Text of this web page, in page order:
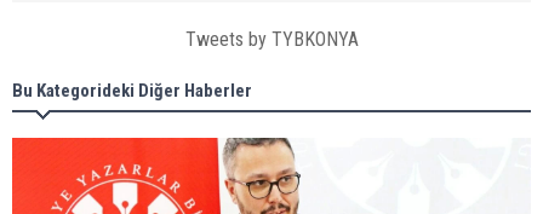
Tweets by TYBKONYA
Bu Kategorideki Diğer Haberler